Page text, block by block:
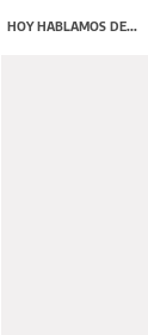
HOY HABLAMOS DE...